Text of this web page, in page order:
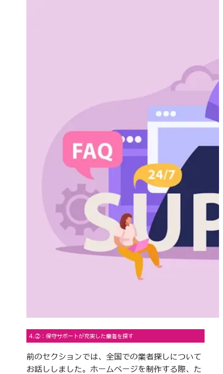
4.②：保守サポートが充実した業者を探す
前のセクションでは、全国での業者探しについて
お話ししました。ホームページを制作する際、た